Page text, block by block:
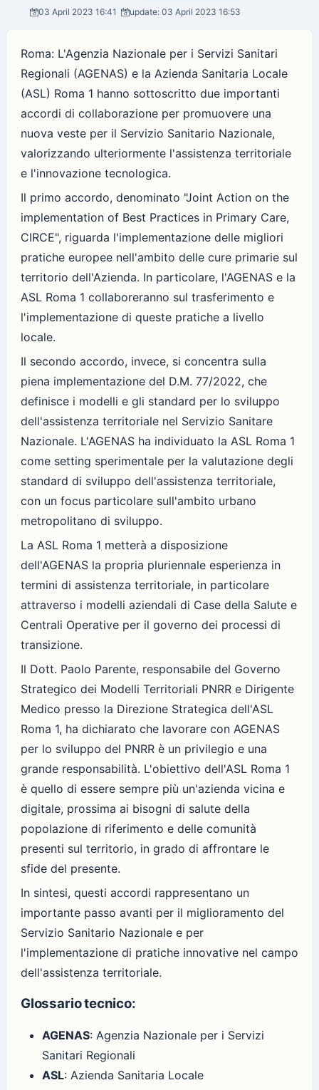
03 April 2023 16:41 update: 03 April 2023 16:53
Roma: L'Agenzia Nazionale per i Servizi Sanitari
Regionali (AGENAS) e la Azienda Sanitaria Locale
(ASL) Roma 1 hanno sottoscritto due importanti
accordi di collaborazione per promuovere una
nuova veste per il Servizio Sanitario Nazionale,
valorizzando ulteriormente l'assistenza territoriale
e l'innovazione tecnologica.
Il primo accordo, denominato "Joint Action on the
implementation of Best Practices in Primary Care,
CIRCE", riguarda l'implementazione delle migliori
pratiche europee nell'ambito delle cure primarie sul
territorio dell'Azienda. In particolare, l'AGENAS e la
ASL Roma 1 collaboreranno sul trasferimento e
l'implementazione di queste pratiche a livello
locale.
Il secondo accordo, invece, si concentra sulla
piena implementazione del D.M. 77/2022, che
definisce i modelli e gli standard per lo sviluppo
dell'assistenza territoriale nel Servizio Sanitare
Nazionale. L'AGENAS ha individuato la ASL Roma 1
come setting sperimentale per la valutazione degli
standard di sviluppo dell'assistenza territoriale,
con un focus particolare sull'ambito urbano
metropolitano di sviluppo.
La ASL Roma 1 metterà a disposizione
dell'AGENAS la propria pluriennale esperienza in
termini di assistenza territoriale, in particolare
attraverso i modelli aziendali di Case della Salute e
Centrali Operative per il governo dei processi di
transizione.
Il Dott. Paolo Parente, responsabile del Governo
Strategico dei Modelli Territoriali PNRR e Dirigente
Medico presso la Direzione Strategica dell'ASL
Roma 1, ha dichiarato che lavorare con AGENAS
per lo sviluppo del PNRR è un privilegio e una
grande responsabilità. L'obiettivo dell'ASL Roma 1
è quello di essere sempre più un'azienda vicina e
digitale, prossima ai bisogni di salute della
popolazione di riferimento e delle comunità
presenti sul territorio, in grado di affrontare le
sfide del presente.
In sintesi, questi accordi rappresentano un
importante passo avanti per il miglioramento del
Servizio Sanitario Nazionale e per
l'implementazione di pratiche innovative nel campo
dell'assistenza territoriale.
Glossario tecnico:
AGENAS: Agenzia Nazionale per i Servizi
Sanitari Regionali
ASL: Azienda Sanitaria Locale